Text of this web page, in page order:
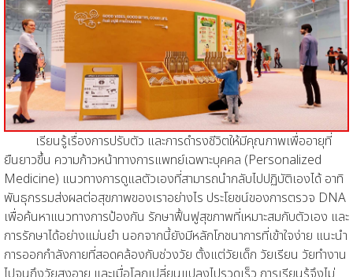
เรียนรู้เรื่องการปรับตัว และการดำรงชีวิตให้มีคุณภาพเพื่ออายุที่
ยืนยาวขึ้น ความก้าวหน้าทางการแพทย์เฉพาะบุคคล (Personalized
Medicine) แนวทางการดูแลตัวเองที่สามารถนำกลับไปปฏิบัติเองได้ อาทิ
พันธุกรรมส่งผลต่อสุขภาพของเราอย่างไร ประโยชน์ของการตรวจ DNA
เพื่อค้นหาแนวทางการป้องกัน รักษาฟื้นฟูสุขภาพที่เหมาะสมกับตัวเอง และ
การรักษาได้อย่างแม่นยำ นอกจากนี้ยังมีหลักโภชนาการที่เข้าใจง่าย แนะนำ
การออกกำลังกายที่สอดคล้องกับช่วงวัย ตั้งแต่วัยเด็ก วัยเรียน วัยทำงาน